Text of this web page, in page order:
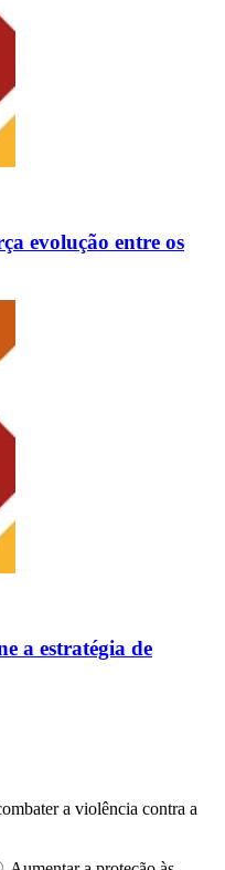
evolução entre os
a estratégia de
a violência contra a